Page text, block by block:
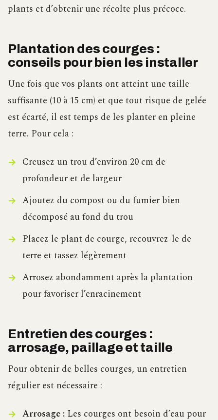
plants et d’obtenir une récolte plus précoce.
Plantation des courges :
conseils pour bien les installer
Une fois que vos plants ont atteint une taille
suffisante (10 à 15 cm) et que tout risque de gelée
est écarté, il est temps de les planter en pleine
terre. Pour cela :
Creusez un trou d’environ 20 cm de
profondeur et de largeur
Ajoutez du compost ou du fumier bien
décomposé au fond du trou
Placez le plant de courge, recouvrez-le de
terre et tassez légèrement
Arrosez abondamment après la plantation
pour favoriser l’enracinement
Entretien des courges :
arrosage, paillage et taille
Pour obtenir de belles courges, un entretien
régulier est nécessaire :
Arrosage :Les courges ont besoin d’eau pour